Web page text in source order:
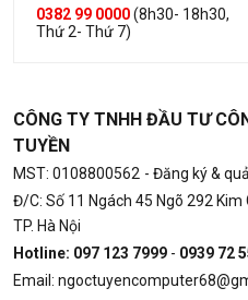
0382 99 0000(8h30- 18h30,
Thứ 2- Thứ 7)
CÔNG TY TNHH ĐẦU TƯ
TUYỀN
MST: 0108800562 - Đăng ký &
Đ/C: Số 11 Ngách 45 Ngõ 292
TP. Hà Nội
Hotline: 097 123 7999 - 0939 72
Email: